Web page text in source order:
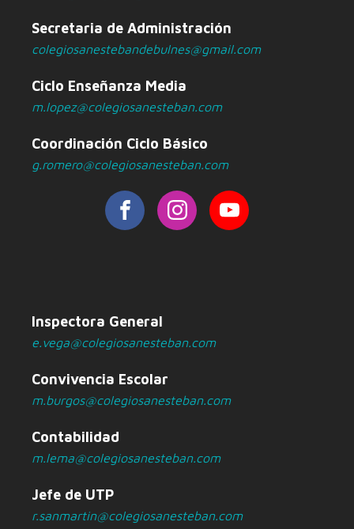
Secretaria de Administración
colegiosanestebandebulnes@gmail.com
Ciclo Enseñanza Media
m.lopez@colegiosanesteban.com
Coordinación Ciclo Básico
g.romero@colegiosanesteban.com
Inspectora General
e.vega@colegiosanesteban.com
Convivencia Escolar
m.burgos@colegiosanesteban.com
Contabilidad
m.lema@colegiosanesteban.com
Jefe de UTP
r.sanmartin@colegiosanesteban.com